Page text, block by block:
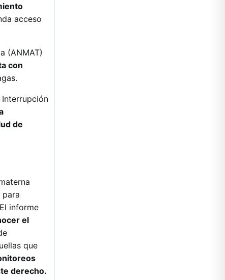
acceso
(ANMAT)
con
de
informe
el
que
derecho.